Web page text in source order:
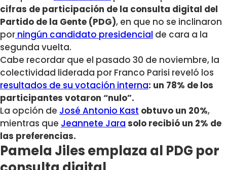
cifras de participación de la consulta digital del
Partido de la Gente (PDG), en que no se inclinaron
por ningún candidato presidencial de cara a la
segunda vuelta.
Cabe recordar que el pasado 30 de noviembre, la
colectividad liderada por Franco Parisi reveló los
resultados de su votación interna: un 78% de los
participantes votaron “nulo”.
La opción de José Antonio Kast obtuvo un 20%,
mientras que Jeannete Jara solo recibió un 2% de
las preferencias.
Pamela Jiles emplaza al PDG por